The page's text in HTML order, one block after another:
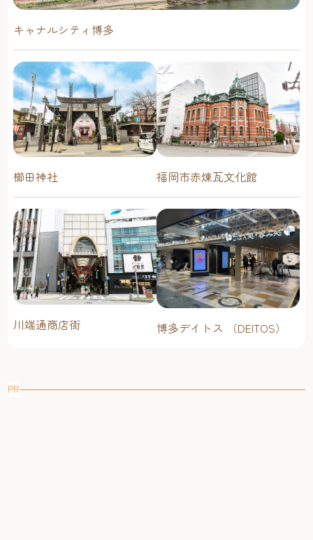
キャナルシティ博多
櫛田神社 福岡市赤煉瓦文化館
川端通商店街 博多デイトス （DEITOS）
PR